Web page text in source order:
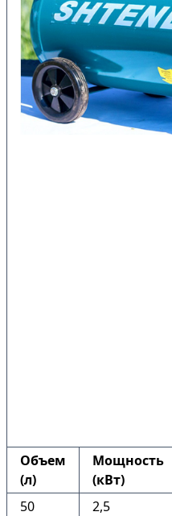
Объем
(л)
Мощность
(кВт)
50
2,5